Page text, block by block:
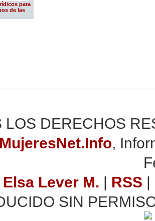
para
de las
LOS DERECHOS
MujeresNet.Info,
Elsa Lever M. | RSS |
SIN